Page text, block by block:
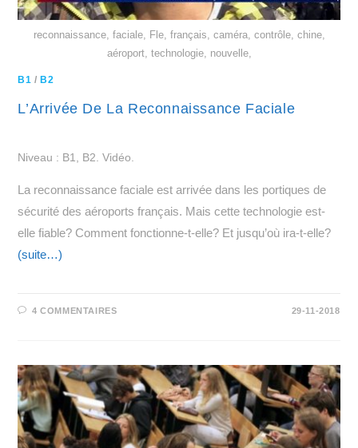
reconnaissance, faciale, Fle, français, caméra, contrôle, chine,
aéroport, technologie, nouvelle,
B1 /B2
L’Arrivée De La Reconnaissance Faciale
Niveau : B1, B2. Vidéo.
La reconnaissance faciale est arrivée dans les portiques de
sécurité des aéroports français. Mais cette technologie est-
elle fiable? Comment fonctionne-t-elle? Et jusqu’où ira-t-elle?
(suite…)
4 COMMENTAIRES 29-11-2018